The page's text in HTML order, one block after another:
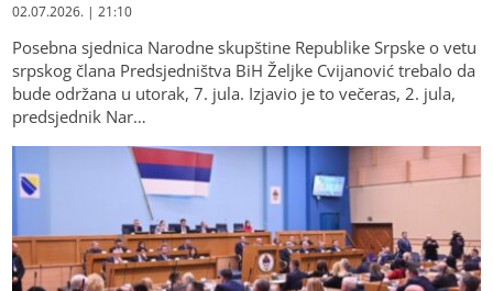
02.07.2026. | 21:10
Posebna sjednica Narodne skupštine Republike Srpske o vetu
srpskog člana Predsjedništva BiH Željke Cvijanović trebalo da
bude održana u utorak, 7. jula. Izjavio je to večeras, 2. jula,
predsjednik Nar…